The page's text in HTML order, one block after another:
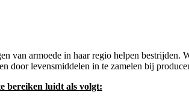
van armoede in haar regio helpen
door levensmiddelen in te zamelen bij
bereiken luidt als volgt: